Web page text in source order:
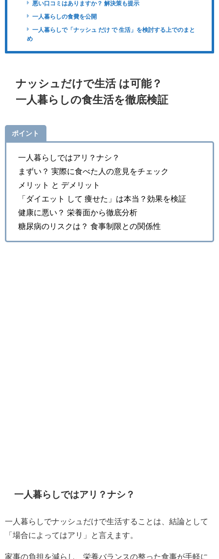
悪い口コミはありますか？ 解決策も提示
一人暮らしの食費を公開
一人暮らしで「ナッシュ だけ で 生活」を検討する上でのまと
め
ナッシュだけで生活 は可能？
一人暮らしの食生活を徹底検証
ポイント
一人暮らしではアリ？ナシ？
まずい？ 実際に食べた人の意見をチェック
メリット と デメリット
「ダイエット して 痩せた」は本当？効果を検証
健康に悪い？ 栄養面から徹底分析
糖尿病のリスクは？ 食事制限との関係性
一人暮らしではアリ？ナシ？
一人暮らしでナッシュだけで生活することは、結論として
「場合によってはアリ」と言えます。
家事の負担を減らし、栄養バランスの整った食事が手軽に